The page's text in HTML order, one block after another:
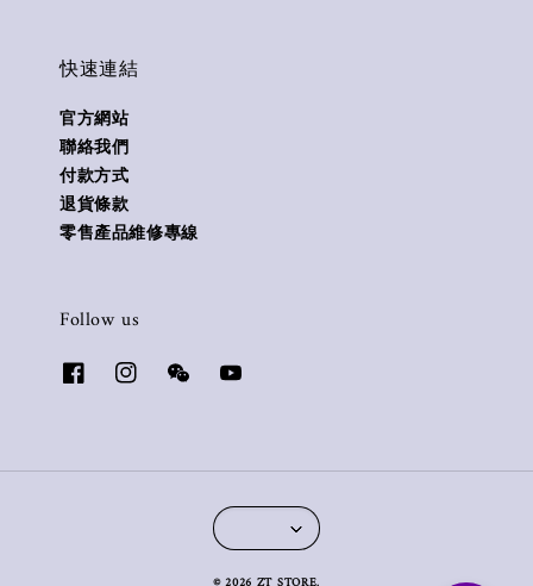
快速連結
官方網站
聯絡我們
付款方式
退貨條款
零售產品維修專線
Follow us